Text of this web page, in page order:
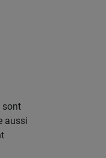
sont
aussi